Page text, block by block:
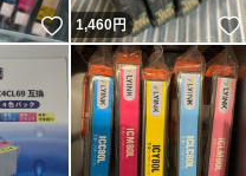
いいね！
1,460円